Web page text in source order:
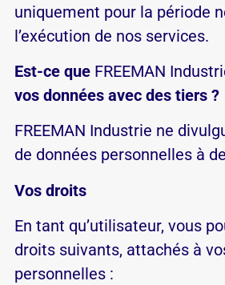
uniquement pour la période
l’exécution de nos services.
Est-ce que FREEMAN
vos données avec des tiers ?
FREEMAN Industrie ne
de données personnelles à
Vos droits
En tant qu’utilisateur, vous
droits suivants, attachés à
personnelles :